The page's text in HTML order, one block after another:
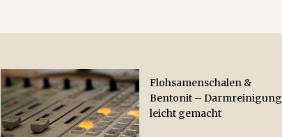
Flohsamenschalen &
Bentonit – Darmreinigung
leicht gemacht